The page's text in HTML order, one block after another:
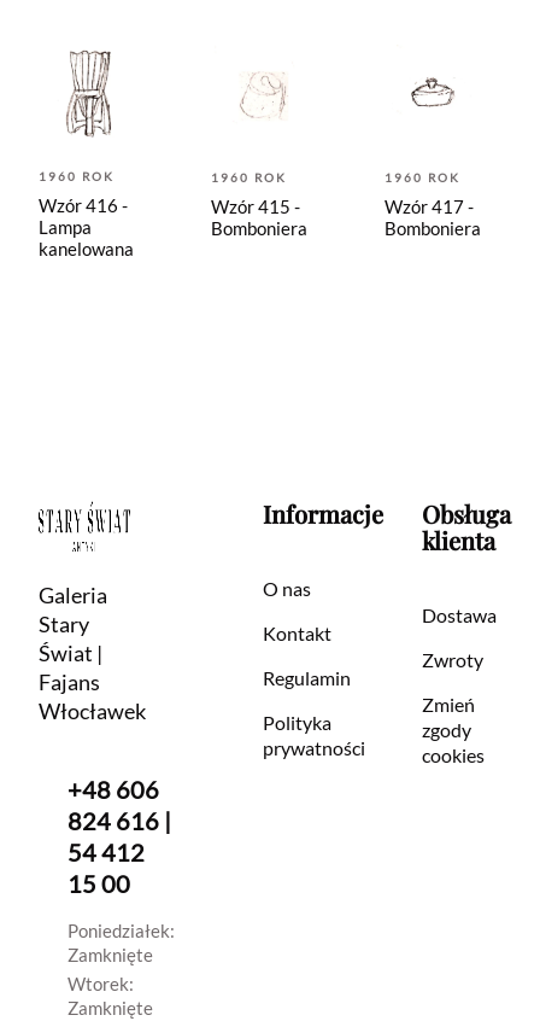
1960 ROK
Wzór 416 -
Lampa
kanelowana
1960 ROK
Wzór 415 -
Bomboniera
1960 ROK
Wzór 417 -
Bomboniera
Galeria
Stary
Świat |
Fajans
Włocławek
+48 606
824 616 |
54 412
15 00
Poniedziałek:
Zamknięte
Wtorek:
Zamknięte
Informacje
O nas
Kontakt
Regulamin
Polityka
prywatności
Obsługa
klienta
Dostawa
Zwroty
Zmień
zgody
cookies